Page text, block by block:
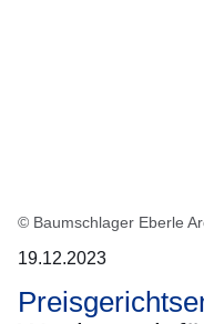
© Baumschlager Eberle
19.12.2023